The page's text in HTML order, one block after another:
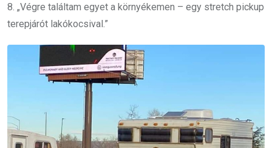
8. „Végre találtam egyet a környékemen – egy stretch pickup
terepjárót lakókocsival.”